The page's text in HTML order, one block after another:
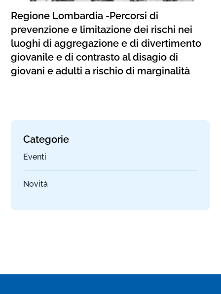
Regione Lombardia -Percorsi di
prevenzione e limitazione dei rischi nei
luoghi di aggregazione e di divertimento
giovanile e di contrasto al disagio di
giovani e adulti a rischio di marginalità
Categorie
Eventi
Novità